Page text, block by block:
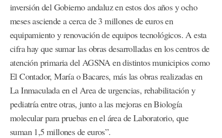
inversión del Gobierno andaluz en estos dos años y ocho
meses asciende a cerca de 3 millones de euros en
equipamiento y renovación de equipos tecnológicos. A esta
cifra hay que sumar las obras desarrolladas en los centros de
atención primaria del AGSNA en distintos municipios como
El Contador, María o Bacares, más las obras realizadas en
La Inmaculada en el Area de urgencias, rehabilitación y
pediatría entre otras, junto a las mejoras en Biología
molecular para pruebas en el área de Laboratorio, que
suman 1,5 millones de euros”.